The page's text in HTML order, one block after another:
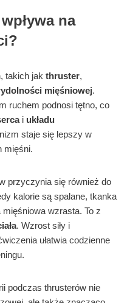
na
takich jak thruster,
mięśniowej.
ruchem podnosi tętno, co
i układu
staje się lepszy w
mięśni.
przyczynia się również do
kalorie są spalane, tkanka
wzrasta. To z
. Wzrost siły i
ułatwia codzienne
podczas thrusterów nie